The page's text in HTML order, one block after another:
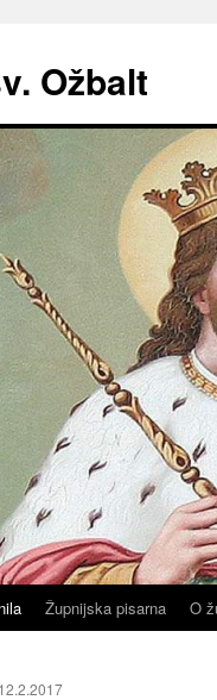
Ožbalt
Župnijska pisarna O